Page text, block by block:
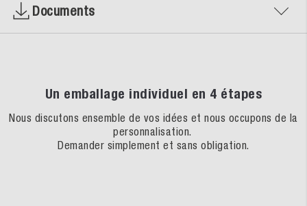
Documents
Un emballage individuel en 4 étapes
Nous discutons ensemble de vos idées et nous occupons de la
personnalisation.
Demander simplement et sans obligation.